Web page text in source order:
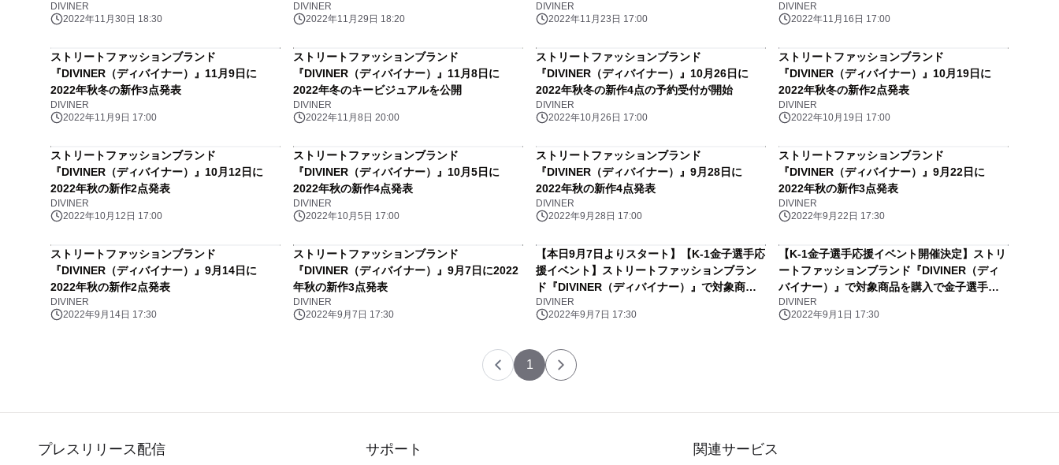
DIVINER
2022年11月30日 18:30
り開始！
DIVINER
2022年11月29日 18:20
DIVINER
2022年11月23日 17:00
表
DIVINER
2022年11月16日 17:00
ストリートファッションブランド
『DIVINER（ディバイナー）』11月9日に
2022年秋冬の新作3点発表
DIVINER
2022年11月9日 17:00
ストリートファッションブランド
『DIVINER（ディバイナー）』11月8日に
2022年冬のキービジュアルを公開
DIVINER
2022年11月8日 20:00
ストリートファッションブランド
『DIVINER（ディバイナー）』10月26日に
2022年秋冬の新作4点の予約受付が開始
DIVINER
2022年10月26日 17:00
ストリートファッションブランド
『DIVINER（ディバイナー）』10月19日に
2022年秋冬の新作2点発表
DIVINER
2022年10月19日 17:00
ストリートファッションブランド
『DIVINER（ディバイナー）』10月12日に
2022年秋の新作2点発表
DIVINER
2022年10月12日 17:00
ストリートファッションブランド
『DIVINER（ディバイナー）』10月5日に
2022年秋の新作4点発表
DIVINER
2022年10月5日 17:00
ストリートファッションブランド
『DIVINER（ディバイナー）』9月28日に
2022年秋の新作4点発表
DIVINER
2022年9月28日 17:00
ストリートファッションブランド
『DIVINER（ディバイナー）』9月22日に
2022年秋の新作3点発表
DIVINER
2022年9月22日 17:30
ストリートファッションブランド
『DIVINER（ディバイナー）』9月14日に
2022年秋の新作2点発表
DIVINER
2022年9月14日 17:30
ストリートファッションブランド
『DIVINER（ディバイナー）』9月7日に2022
年秋の新作3点発表
DIVINER
2022年9月7日 17:30
【本日9月7日よりスタート】【K-1金子選手応
援イベント】ストリートファッションブラン
ド『DIVINER（ディバイナー）』で対象商品
を購入で金子選手の直筆サインをプレゼント
DIVINER
2022年9月7日 17:30
【K-1金子選手応援イベント開催決定】ストリ
ートファッションブランド『DIVINER（ディ
バイナー）』で対象商品を購入で金子選手の
直筆サインをプレゼント
DIVINER
2022年9月1日 17:30
1
プレスリリース配信 サポート 関連サービス